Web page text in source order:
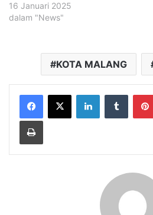
16 Januari 2025
dalam "News"
KOTA MALANG
LinkedInTumblr
Print